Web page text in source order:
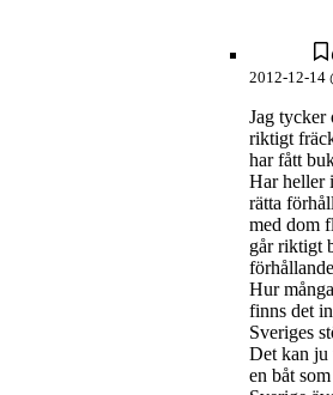
2012-12-14
Jag tycker
riktigt
har fått
Har heller
rätta
med dom
går riktigt
Hur
finns det
Sveriges
Det kan ju
en båt